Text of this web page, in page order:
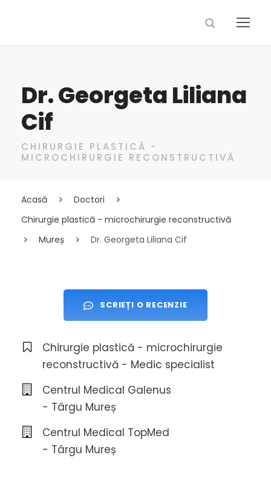
Dr. Georgeta Liliana
Cif
CHIRURGIE PLASTICĂ -
MICROCHIRURGIE RECONSTRUCTIVĂ
Acasă
Doctori
Chirurgie plastică - microchirurgie reconstructivă
Mureș
Dr. Georgeta Liliana Cif
SCRIEȚI O RECENZIE
Chirurgie plastică - microchirurgie
reconstructivă - Medic specialist
Centrul Medical Galenus
- Târgu Mureș
Centrul Medical TopMed
- Târgu Mureș